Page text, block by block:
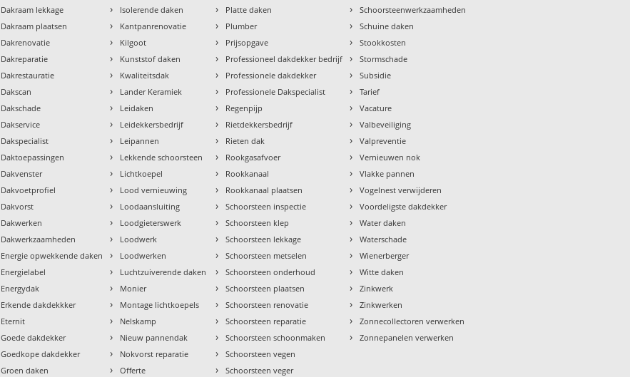
Dakraam lekkage
Dakraam plaatsen
Dakrenovatie
Dakreparatie
Dakrestauratie
Dakscan
Dakschade
Dakservice
Dakspecialist
Daktoepassingen
Dakvenster
Dakvoetprofiel
Dakvorst
Dakwerken
Dakwerkzaamheden
Energie opwekkende daken
Energielabel
Energydak
Erkende dakdekkker
Eternit
Goede dakdekker
Goedkope dakdekker
Groen daken
› Isolerende daken
› Kantpanrenovatie
› Kilgoot
› Kunststof daken
› Kwaliteitsdak
› Lander Keramiek
› Leidaken
› Leidekkersbedrijf
› Leipannen
› Lekkende schoorsteen
› Lichtkoepel
› Lood vernieuwing
› Loodaansluiting
› Loodgieterswerk
› Loodwerk
› Loodwerken
› Luchtzuiverende daken
› Monier
› Montage lichtkoepels
› Nelskamp
› Nieuw pannendak
› Nokvorst reparatie
› Offerte
› Platte daken
› Plumber
› Prijsopgave
› Professioneel dakdekker bedrijf
› Professionele dakdekker
› Professionele Dakspecialist
› Regenpijp
› Rietdekkersbedrijf
› Rieten dak
› Rookgasafvoer
› Rookkanaal
› Rookkanaal plaatsen
› Schoorsteen inspectie
› Schoorsteen klep
› Schoorsteen lekkage
› Schoorsteen metselen
› Schoorsteen onderhoud
› Schoorsteen plaatsen
› Schoorsteen renovatie
› Schoorsteen reparatie
› Schoorsteen schoonmaken
› Schoorsteen vegen
› Schoorsteen veger
› Schoorsteenwerkzaamheden
› Schuine daken
› Stookkosten
› Stormschade
› Subsidie
› Tarief
› Vacature
› Valbeveiliging
› Valpreventie
› Vernieuwen nok
› Vlakke pannen
› Vogelnest verwijderen
› Voordeligste dakdekker
› Water daken
› Waterschade
› Wienerberger
› Witte daken
› Zinkwerk
› Zinkwerken
› Zonnecollectoren verwerken
› Zonnepanelen verwerken